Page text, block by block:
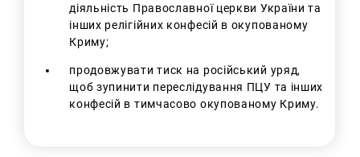
діяльність Православної церкви України та
інших релігійних конфесій в окупованому
Криму;
продовжувати тиск на російський уряд,
щоб зупинити переслідування ПЦУ та інших
конфесій в тимчасово окупованому Криму.